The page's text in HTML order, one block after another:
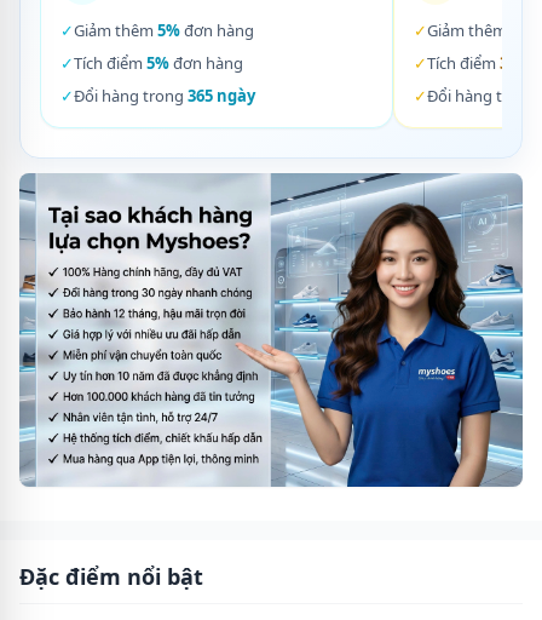
✓Giảm thêm 5%đơn hàng
✓Tích điểm 5%đơn hàng
✓Đổi hàng trong 365 ngày
✓Giảm thêm
✓Tích điểm 3%
✓Đổi hàng trong
Đặc điểm nổi bật